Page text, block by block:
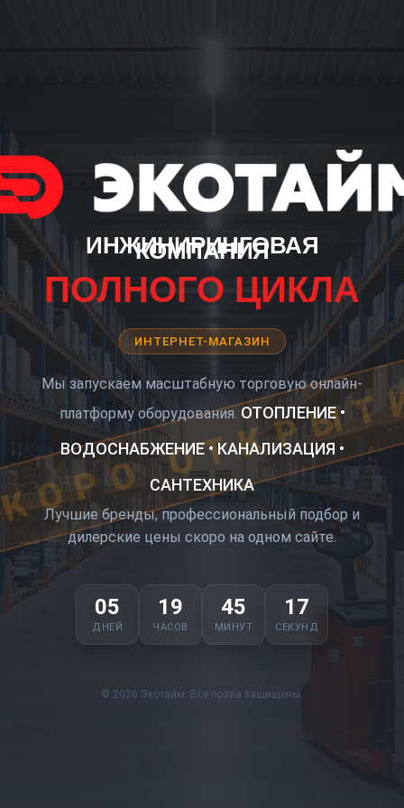
ИНЖИНИРИНГОВАЯ
КОМПАНИЯ
ПОЛНОГО ЦИКЛА
ИНТЕРНЕТ-МАГАЗИН
Мы запускаем масштабную торговую онлайн-
платформу оборудования. ОТОПЛЕНИЕ •
ВОДОСНАБЖЕНИЕ • КАНАЛИЗАЦИЯ •
САНТЕХНИКА
Лучшие бренды, профессиональный подбор и
дилерские цены скоро на одном сайте.
05
ДНЕЙ
19
ЧАСОВ
45
МИНУТ
16
СЕКУНД
© 2026 Экотайм. Все права защищены.